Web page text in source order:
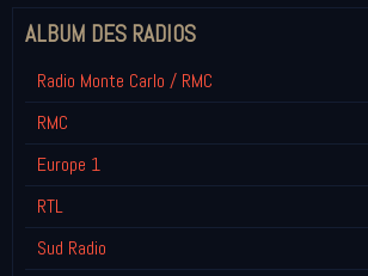
ALBUM DES RADIOS
Radio Monte Carlo / RMC
RMC
Europe 1
RTL
Sud Radio